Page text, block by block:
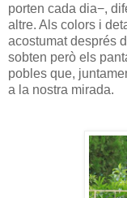
porten cada dia−,
altre. Als colors i
acostumat després
sobten però els
pobles que,
a la nostra mirada.